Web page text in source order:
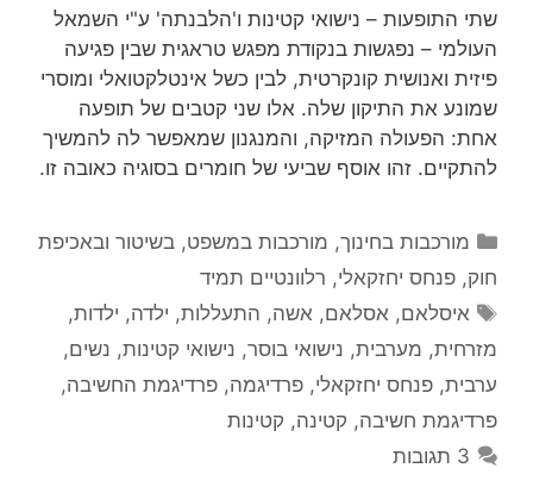
שתי התופעות – נישואי קטינות ו'הלבנתה' ע"י השמאל
העולמי – נפגשות בנקודת מפגש טראגית שבין פגיעה
פיזית ואנושית קונקרטית, לבין כשל אינטלקטואלי ומוסרי
שמונע את התיקון שלה. אלו שני קטבים של תופעה
אחת: הפעולה המזיקה, והמנגנון שמאפשר לה להמשיך
להתקיים. זהו אוסף שביעי של חומרים בסוגיה כאובה זו.
קטגוריות
מורכבות בחינוך, מורכבות במשפט, בשיטור ובאכיפת
חוק, פנחס יחזקאלי, רלוונטיים תמיד
תגיות
איסלאם, אסלאם, אשה, התעללות, ילדה, ילדות,
מזרחית, מערבית, נישואי בוסר, נישואי קטינות, נשים,
ערבית, פנחס יחזקאלי, פרדיגמה, פרדיגמת החשיבה,
פרדיגמת חשיבה, קטינה, קטינות
3 תגובות